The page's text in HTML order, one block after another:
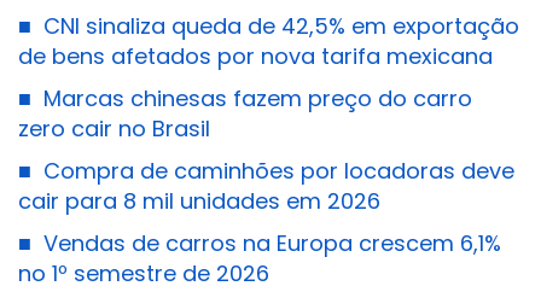
■ CNI sinaliza queda de 42,5% em exportação
de bens afetados por nova tarifa mexicana
■ Marcas chinesas fazem preço do carro
zero cair no Brasil
■ Compra de caminhões por locadoras deve
cair para 8 mil unidades em 2026
■ Vendas de carros na Europa crescem 6,1%
no 1º semestre de 2026